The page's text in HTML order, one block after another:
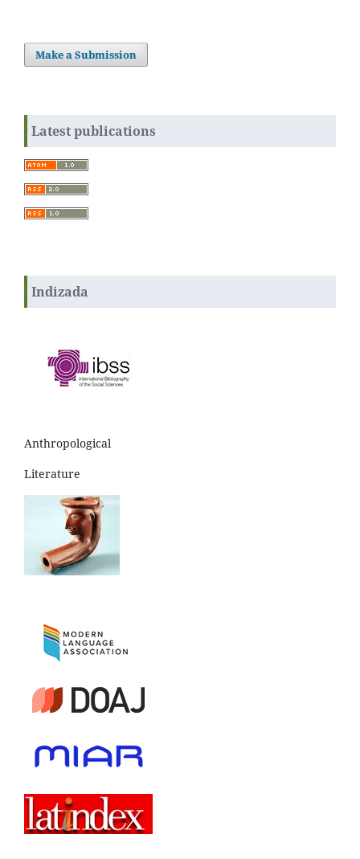
Make a Submission
Latest publications
Indizada
Anthropological
Literature